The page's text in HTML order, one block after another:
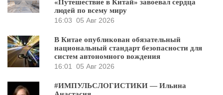
«Путешествие в Китай» завоевал сердца
людей по всему миру
16:03 05 Авг 2026
В Китае опубликован обязательный
национальный стандарт безопасности для
систем автономного вождения
16:01 05 Авг 2026
#ИМПУЛЬСЛОГИСТИКИ — Ильина